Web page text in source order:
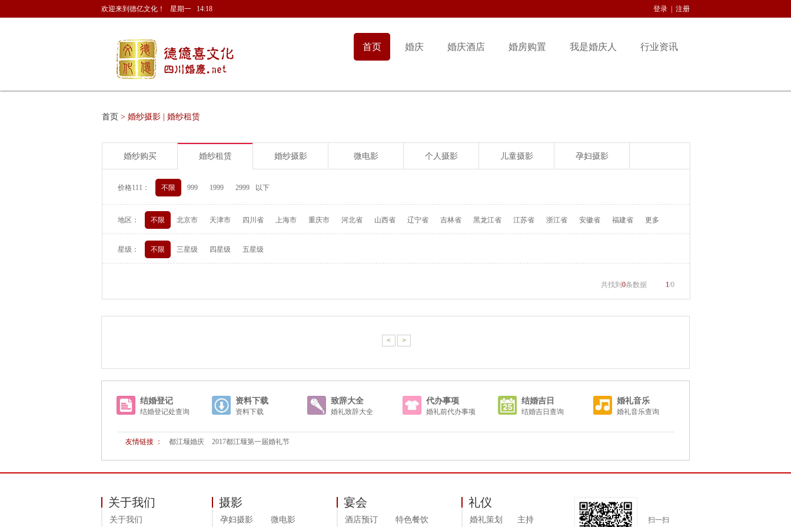
欢迎来到德亿文化！ 星期一 14:18 登录 注册
首页 婚庆 婚庆酒店 婚房购置 我是婚庆人 行业资讯
首页 > 婚纱摄影 | 婚纱租赁
婚纱购买 婚纱租赁 婚纱摄影 微电影 个人摄影 儿童摄影 孕妇摄影
价格111： 不限 999 1999 2999 以下
地区： 不限 北京市 天津市 四川省 上海市 重庆市 河北省 山西省 辽宁省 吉林省 黑龙江省 江苏省 浙江省 安徽省 福建省 更多
星级： 不限 三星级 四星级 五星级
共找到 0条数据 1/0
< >
结婚登记
结婚登记处查询
资料下载
资料下载
致辞大全
婚礼致辞大全
代办事项
婚礼前代办事项
结婚吉日
结婚吉日查询
婚礼音乐
婚礼音乐查询
友情链接 ： 都江堰婚庆 2017都江堰第一届婚礼节
关于我们
关于我们
摄影
孕妇摄影 微电影
宴会
酒店预订 特色餐饮
礼仪
婚礼策划 主持
扫一扫